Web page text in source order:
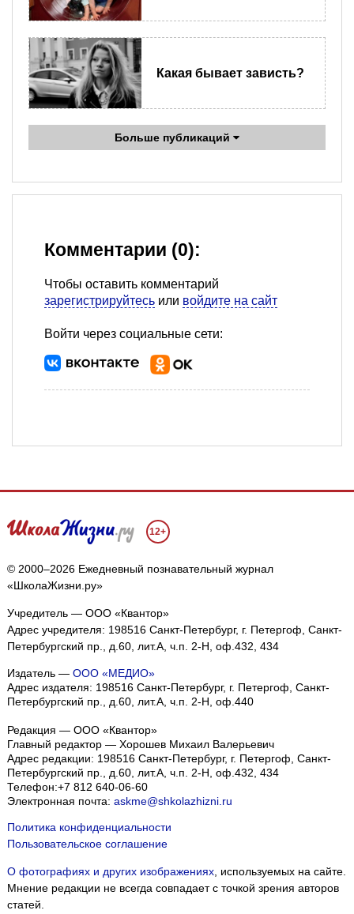
Какая бывает зависть?
Больше публикаций
Комментарии (0):
Чтобы оставить комментарий
зарегистрируйтесь или войдите на сайт
Войти через социальные сети:
12+
© 2000–2026 Ежедневный познавательный журнал
«ШколаЖизни.ру»
Учредитель — ООО «Квантор»
Адрес учредителя: 198516 Санкт-Петербург, г. Петергоф, Санкт-
Петербургский пр., д.60, лит.А, ч.п. 2-Н, оф.432, 434
Издатель — ООО «МЕДИО»
Адрес издателя: 198516 Санкт-Петербург, г. Петергоф, Санкт-
Петербургский пр., д.60, лит.А, ч.п. 2-Н, оф.440
Редакция — ООО «Квантор»
Главный редактор — Хорошев Михаил Валерьевич
Адрес редакции: 198516 Санкт-Петербург, г. Петергоф Санкт-
Петербургский пр., д.60, лит.А, ч.п. 2-Н, оф.432, 434
Телефон:+7 812 640-06-60
Электронная почта: askme@shkolazhizni.ru
Политика конфиденциальности
Пользовательское соглашение
О фотографиях и других изображениях, используемых на сайте.
Мнение редакции не всегда совпадает с точкой зрения авторов
статей.